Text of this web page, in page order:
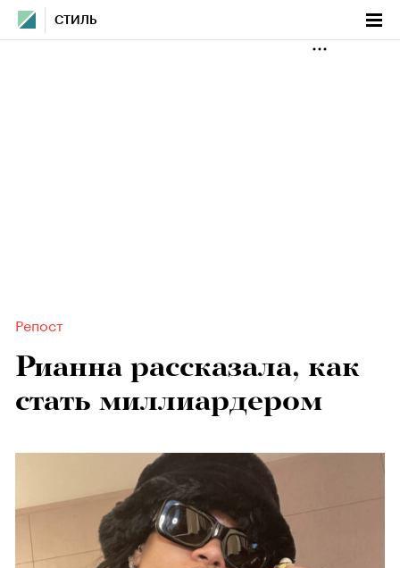
СТИЛЬ
Репост
Рианна рассказала, как
стать миллиардером